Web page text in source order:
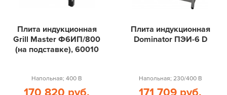
Плита индукционная
Grill Master Ф6ИП/800
(на подставке), 60010
Напольная; 400 В
Плита индукционная
Dominator ПЭИ-6 D
Напольная; 230/400 В